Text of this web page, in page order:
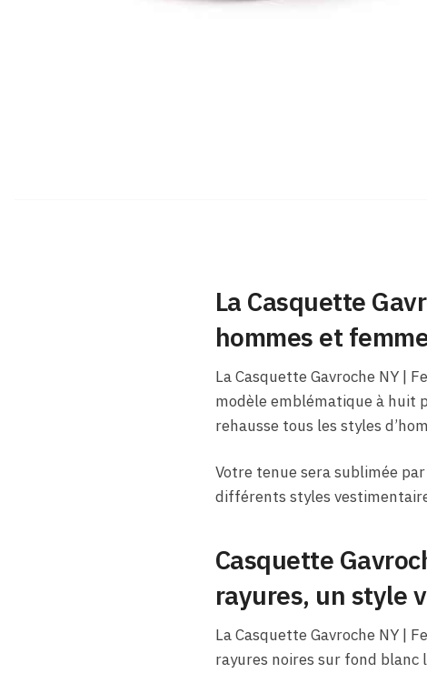
La Casquette
hommes et
La Casquette Gavroche NY |
modèle emblématique à huit
rehausse tous les styles
Votre tenue sera sublimée
différents styles
Casquette
rayures, un style
La Casquette Gavroche NY |
rayures noires sur fond